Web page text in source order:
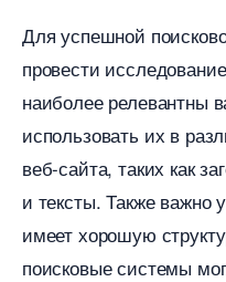
Для успешной
провести
наиболее релевантны
использовать их в
еб-сайта, таких как
и тексты. Также важно
имеет хорошую
поисковые системы